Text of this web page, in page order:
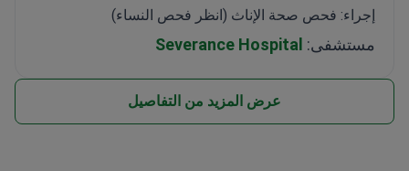
إجراء: فحص صحة الإناث (انظر فحص النساء)
مستشفى: Severance Hospital
عرض المزيد من التفاصيل